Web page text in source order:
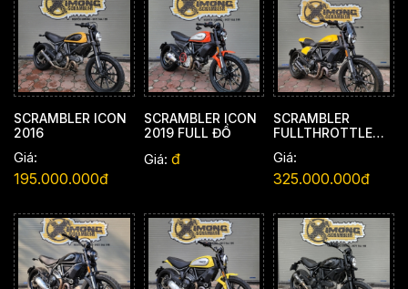
SCRAMBLER ICON
2016
Giá:
195.000.000đ
SCRAMBLER ICON
2019 FULL ĐỒ
Giá: đ
SCRAMBLER
FULLTHROTTLE
Giá:
325.000.000đ